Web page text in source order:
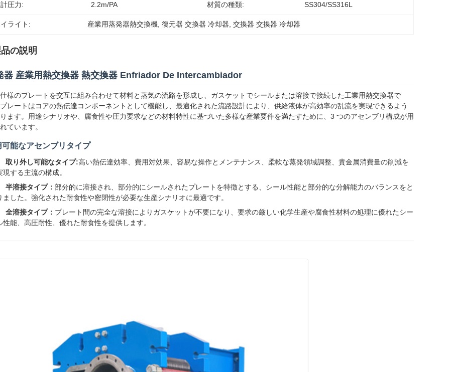
圧力: 2.2m/PA 材質の種類: SS304/SS316L
ライト: 産業用蒸発器熱交換機 , 復元器 交換器 冷却器 , 交換器 交換器 冷却器
の説明
器 産業用熱交換器 熱交換器 Enfriador De Intercambiador
様のプレートを交互に組み合わせて材料と蒸気の流路を形成し、ガスケットでシールまたは溶接で接続した工業用熱交換器で
レートはコアの熱伝達コンポーネントとして機能し、最適化された流路設計により、供給液体が高効率の乱流を実現できるよう
ます。用途シナリオや、腐食性や圧力要求などの材料特性に基づいた多様な産業要件を満たすために、3 つのアセンブリ構成が用
ています。
可能なアセンブリタイプ
取り外し可能なタイプ:高い熱伝達効率、費用対効果、容易な操作とメンテナンス、柔軟な蒸発領域調整、貴金属消費量の削減を
現する主流の構成。
半溶接タイプ： 部分的に溶接され、部分的にシールされたプレートを特徴とする、シール性能と部分的な分解能力のバランスをと
ました。強化された耐食性や密閉性が必要な生産シナリオに最適です。
全溶接タイプ： プレート間の完全な溶接によりガスケットが不要になり、要求の厳しい化学生産や腐食性材料の処理に優れたシー
性能、高圧耐性、優れた耐食性を提供します。